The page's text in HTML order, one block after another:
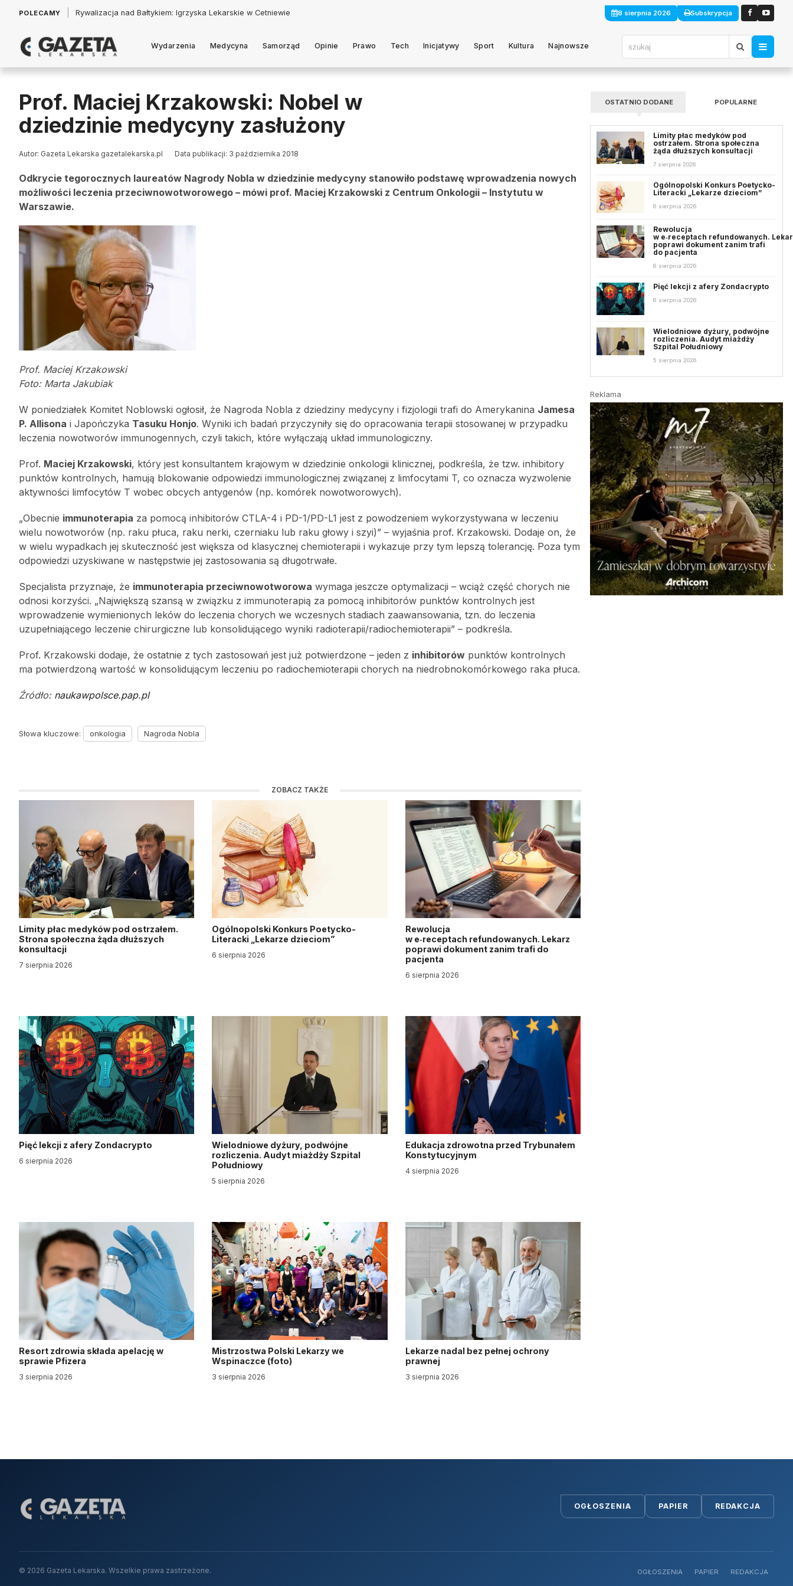
POLECAMY Łukasz Jankowski: Politycy w pogoni za króliczkiem 8 sierpnia 2026 Subskrypcja
Wydarzenia Medycyna Samorząd Opinie Prawo Tech Inicjatywy Sport Kultura Najnowsze
Prof. Maciej Krzakowski: Nobel w
dziedzinie medycyny zasłużony
Autor: Gazeta Lekarska gazetalekarska.pl Data publikacji: 3 października 2018
Odkrycie tegorocznych laureatów Nagrody Nobla w dziedzinie medycyny stanowiło podstawę wprowadzenia nowych
możliwości leczenia przeciwnowotworowego – mówi prof. Maciej Krzakowski z Centrum Onkologii – Instytutu w
Warszawie.
Prof. Maciej Krzakowski
Foto: Marta Jakubiak
W poniedziałek Komitet Noblowski ogłosił, że Nagroda Nobla z dziedziny medycyny i fizjologii trafi do Amerykanina Jamesa
P. Allisona i Japończyka Tasuku Honjo. Wyniki ich badań przyczyniły się do opracowania terapii stosowanej w przypadku
leczenia nowotworów immunogennych, czyli takich, które wyłączają układ immunologiczny.
Prof. Maciej Krzakowski, który jest konsultantem krajowym w dziedzinie onkologii klinicznej, podkreśla, że tzw. inhibitory
punktów kontrolnych, hamują blokowanie odpowiedzi immunologicznej związanej z limfocytami T, co oznacza wyzwolenie
aktywności limfocytów T wobec obcych antygenów (np. komórek nowotworowych).
„Obecnie immunoterapia za pomocą inhibitorów CTLA-4 i PD-1/PD-L1 jest z powodzeniem wykorzystywana w leczeniu
wielu nowotworów (np. raku płuca, raku nerki, czerniaku lub raku głowy i szyi)” – wyjaśnia prof. Krzakowski. Dodaje on, że
w wielu wypadkach jej skuteczność jest większa od klasycznej chemioterapii i wykazuje przy tym lepszą tolerancję. Poza tym
odpowiedzi uzyskiwane w następstwie jej zastosowania są długotrwałe.
Specjalista przyznaje, że immunoterapia przeciwnowotworowa wymaga jeszcze optymalizacji – wciąż część chorych nie
odnosi korzyści. „Największą szansą w związku z immunoterapią za pomocą inhibitorów punktów kontrolnych jest
wprowadzenie wymienionych leków do leczenia chorych we wczesnych stadiach zaawansowania, tzn. do leczenia
uzupełniającego leczenie chirurgiczne lub konsolidującego wyniki radioterapii/radiochemioterapii” – podkreśla.
Prof. Krzakowski dodaje, że ostatnie z tych zastosowań jest już potwierdzone – jeden z inhibitorów punktów kontrolnych
ma potwierdzoną wartość w konsolidującym leczeniu po radiochemioterapii chorych na niedrobnokomórkowego raka płuca.
Źródło: naukawpolsce.pap.pl
Słowa kluczowe: onkologia Nagroda Nobla
ZOBACZ TAKŻE
Limity płac medyków pod ostrzałem.
Strona społeczna żąda dłuższych
konsultacji
7 sierpnia 2026
Ogólnopolski Konkurs Poetycko-
Literacki „Lekarze dzieciom”
6 sierpnia 2026
Rewolucja
w e‑receptach refundowanych. Lekarz
poprawi dokument zanim trafi do
pacjenta
6 sierpnia 2026
Pięć lekcji z afery Zondacrypto
6 sierpnia 2026
Wielodniowe dyżury, podwójne
rozliczenia. Audyt miażdży Szpital
Południowy
5 sierpnia 2026
Edukacja zdrowotna przed Trybunałem
Konstytucyjnym
4 sierpnia 2026
Resort zdrowia składa apelację w
sprawie Pfizera
3 sierpnia 2026
Mistrzostwa Polski Lekarzy we
Wspinaczce (foto)
3 sierpnia 2026
Lekarze nadal bez pełnej ochrony
prawnej
3 sierpnia 2026
OSTATNIO DODANE POPULARNE
Limity płac medyków pod
ostrzałem. Strona społeczna
żąda dłuższych konsultacji
7 sierpnia 2026
Ogólnopolski Konkurs Poetycko-
Literacki „Lekarze dzieciom”
6 sierpnia 2026
Rewolucja
w e‑receptach refundowanych.
poprawi dokument zanim trafi
do pacjenta
6 sierpnia 2026
Pięć lekcji z afery Zondacrypto
6 sierpnia 2026
Wielodniowe dyżury, podwójne
rozliczenia. Audyt miażdży
Szpital Południowy
5 sierpnia 2026
Reklama
OGŁOSZENIA PAPIER REDAKCJA
© 2026 Gazeta Lekarska. Wszelkie prawa zastrzeżone. OGŁOSZENIA PAPIER REDAKCJA